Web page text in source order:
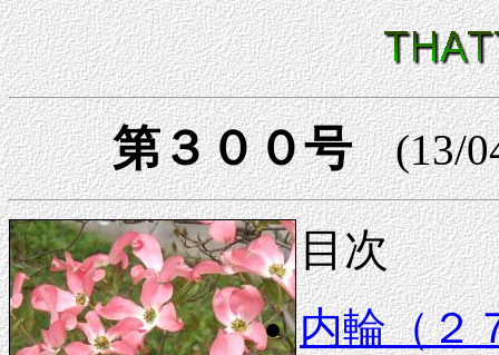
第３００号(13/
目次
内輪（２